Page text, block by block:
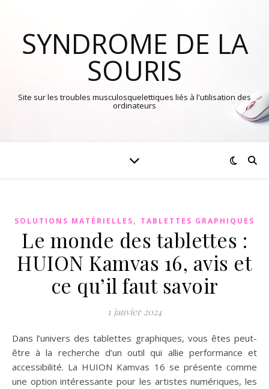
SYNDROME DE LA
SOURIS
Site sur les troubles musculosquelettiques liés à l'utilisation des
ordinateurs
SOLUTIONS MATÉRIELLES, TABLETTES GRAPHIQUES
Le monde des tablettes :
HUION Kamvas 16, avis et
ce qu’il faut savoir
1 janvier 2024
Dans l’univers des tablettes graphiques, vous êtes peut-
être à la recherche d’un outil qui allie performance et
accessibilité. La HUION Kamvas 16 se présente comme
une option intéressante pour les artistes numériques, les